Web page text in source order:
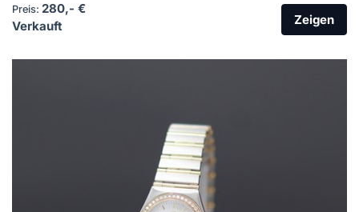
Preis: 280,- €
Verkauft
Zeigen